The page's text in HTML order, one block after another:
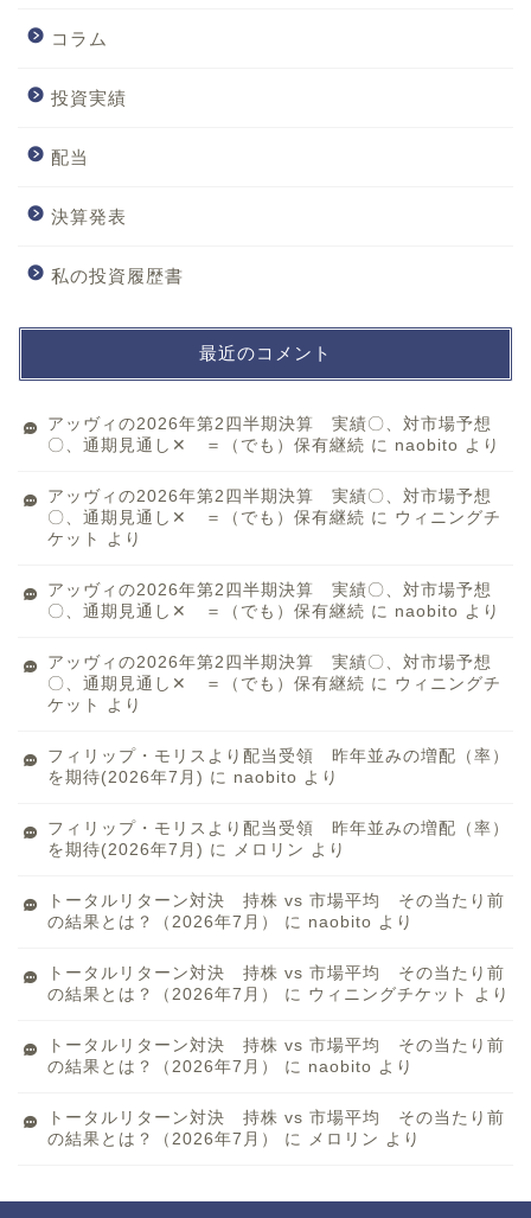
コラム
投資実績
配当
決算発表
私の投資履歴書
最近のコメント
アッヴィの2026年第2四半期決算 実績〇、対市場予想
〇、通期見通し✕ ＝（でも）保有継続 に naobito より
アッヴィの2026年第2四半期決算 実績〇、対市場予想
〇、通期見通し✕ ＝（でも）保有継続 に ウィニングチ
ケット
より
アッヴィの2026年第2四半期決算 実績〇、対市場予想
〇、通期見通し✕ ＝（でも）保有継続 に naobito より
アッヴィの2026年第2四半期決算 実績〇、対市場予想
〇、通期見通し✕ ＝（でも）保有継続 に ウィニングチ
ケット
より
フィリップ・モリスより配当受領 昨年並みの増配（率）
を期待(2026年7月) に naobito より
フィリップ・モリスより配当受領 昨年並みの増配（率）
を期待(2026年7月) に メロリン より
トータルリターン対決 持株 vs 市場平均 その当たり前
の結果とは？（2026年7月）
に naobito より
トータルリターン対決 持株 vs 市場平均 その当たり前
の結果とは？（2026年7月）
に ウィニングチケット より
トータルリターン対決 持株 vs 市場平均 その当たり前
の結果とは？（2026年7月）
に naobito より
トータルリターン対決 持株 vs 市場平均 その当たり前
の結果とは？（2026年7月）
に メロリン より